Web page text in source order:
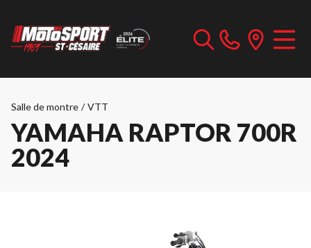
Salle de montre / VTT
YAMAHA RAPTOR 700R
2024